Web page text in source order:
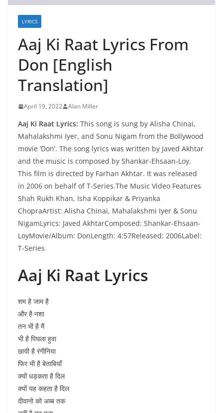
LYRICS
Aaj Ki Raat Lyrics From
Don [English
Translation]
April 19, 2022 Alan Miller
Aaj Ki Raat Lyrics: This song is sung by Alisha Chinai,
Mahalakshmi Iyer, and Sonu Nigam from the Bollywood
movie ‘Don’. The song lyrics was written by Javed Akhtar
and the music is composed by Shankar-Ehsaan-Loy.
This film is directed by Farhan Akhtar. It was released
in 2006 on behalf of T-Series.The Music Video Features
Shah Rukh Khan, Isha Koppikar & Priyanka
ChopraArtist: Alisha Chinai, Mahalakshmi Iyer & Sonu
NigamLyrics: Javed AkhtarComposed: Shankar-Ehsaan-
LoyMovie/Album: DonLength: 4:57Released: 2006Label:
T-Series
Aaj Ki Raat Lyrics
शम है जाम है
और है नशा
तन भी है मैं
भी है पिघला हुवा
छायी है रंगीनिया
फिर भी है बेताबियाँ
क्यों धड़कता है दिल
क्यों यह कहता है दिल
दीवानो को अब्ब तक